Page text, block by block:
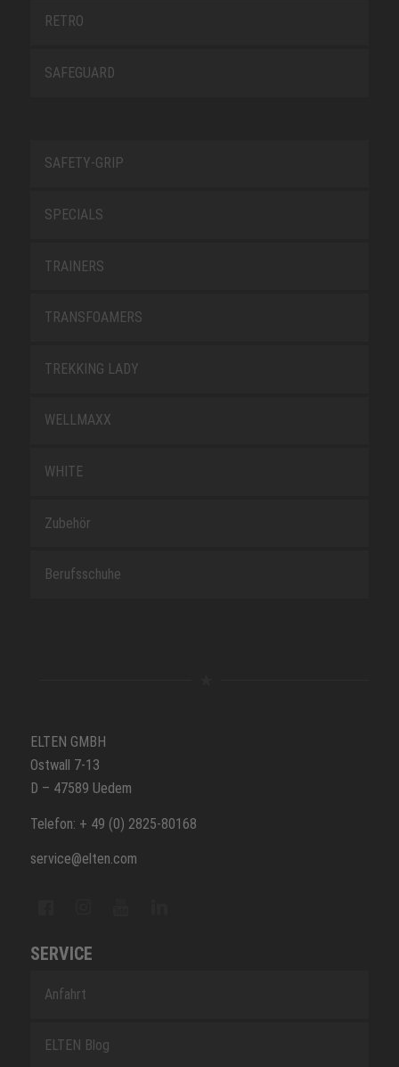
RETRO
SAFEGUARD
SAFETY-GRIP
SPECIALS
TRAINERS
TRANSFOAMERS
TREKKING LADY
WELLMAXX
WHITE
Zubehör
Berufsschuhe
ELTEN GMBH
Ostwall 7-13
D – 47589 Uedem
Telefon: + 49 (0) 2825-80168
service@elten.com
SERVICE
Anfahrt
ELTEN Blog